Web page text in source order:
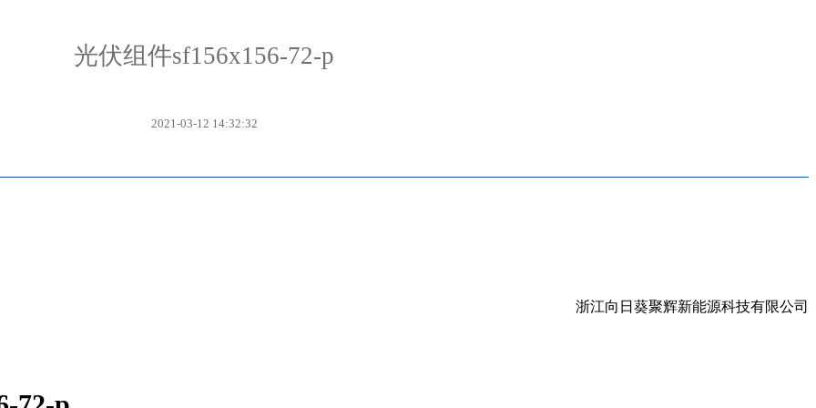
光伏组件sf156x156-72-p
2021-03-12 14:32:32
浙江向日葵聚辉新能源科技有限公司